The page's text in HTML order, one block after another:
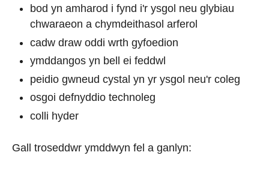
bod yn amharod i fynd i'r ysgol neu glybiau
chwaraeon a chymdeithasol arferol
cadw draw oddi wrth gyfoedion
ymddangos yn bell ei feddwl
peidio gwneud cystal yn yr ysgol neu'r coleg
osgoi defnyddio technoleg
colli hyder
Gall troseddwr ymddwyn fel a ganlyn: